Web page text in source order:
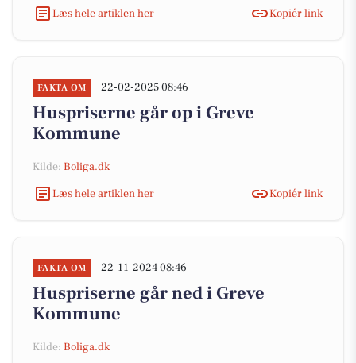
Læs hele artiklen her
Kopiér link
FAKTA OM 22-02-2025 08:46
Huspriserne går op i Greve
Kommune
Kilde: Boliga.dk
Læs hele artiklen her
Kopiér link
FAKTA OM 22-11-2024 08:46
Huspriserne går ned i Greve
Kommune
Kilde: Boliga.dk